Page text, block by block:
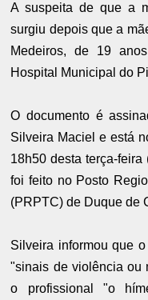
A suspeita de que a
surgiu depois que a
Medeiros, de 19
Hospital Municipal do
O documento é
Silveira Maciel e está
18h50 desta terça-
foi feito no Posto
(PRPTC) de Duque de
Silveira informou que
"sinais de violência ou
o profissional "o